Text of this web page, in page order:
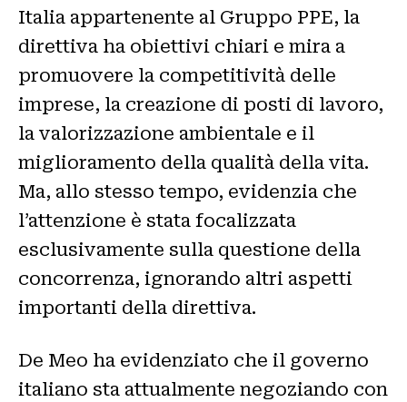
Italia appartenente al Gruppo PPE, la
direttiva ha obiettivi chiari e mira a
promuovere la competitività delle
imprese, la creazione di posti di lavoro,
la valorizzazione ambientale e il
miglioramento della qualità della vita.
Ma, allo stesso tempo, evidenzia che
l’attenzione è stata focalizzata
esclusivamente sulla questione della
concorrenza, ignorando altri aspetti
importanti della direttiva.
De Meo ha evidenziato che il governo
italiano sta attualmente negoziando con